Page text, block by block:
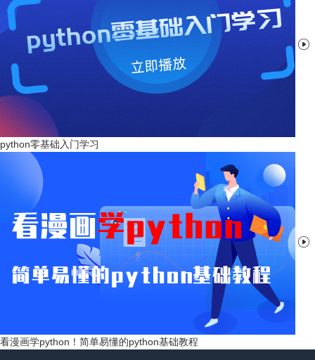

python零基础入门学习

看漫画学python！简单易懂的python基础教程